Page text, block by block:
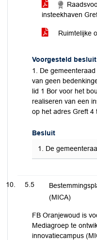
insteekhaven
Ruimtelijke
Voorgesteld besluit
1. De
van geen
lid 1 Bor voor het
realiseren van een
op het adres Greft 4
Besluit
1. De
5.5
(MICA)
FB Oranjewoud is
Mediagroep te
innovatiecampus